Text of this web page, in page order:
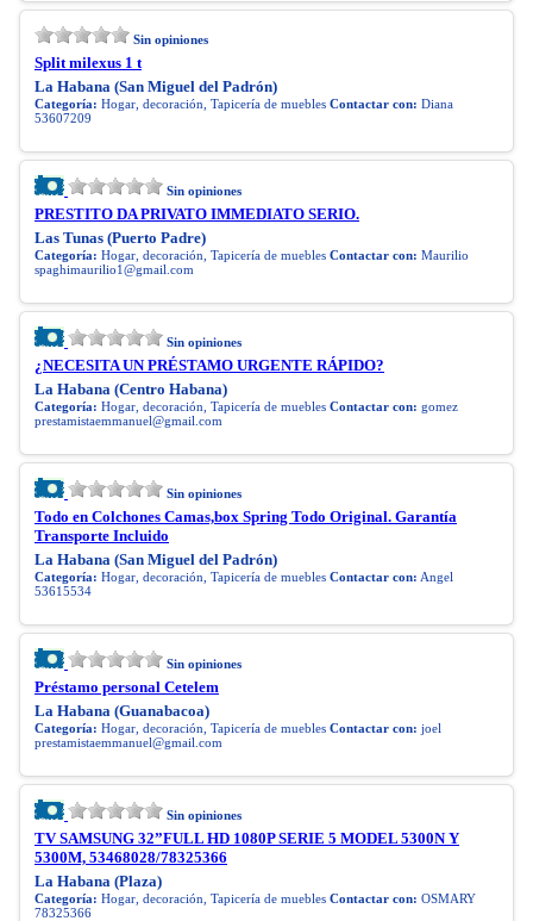
Sin opiniones
Split milexus 1 t
La Habana (San Miguel del Padrón)
Categoría: Hogar, decoración, Tapicería de muebles Contactar con: Diana
53607209
Sin opiniones
PRESTITO DA PRIVATO IMMEDIATO SERIO.
Las Tunas (Puerto Padre)
Categoría: Hogar, decoración, Tapicería de muebles Contactar con: Maurilio
spaghimaurilio1@gmail.com
Sin opiniones
¿NECESITA UN PRÉSTAMO URGENTE RÁPIDO?
La Habana (Centro Habana)
Categoría: Hogar, decoración, Tapicería de muebles Contactar con: gomez
prestamistaemmanuel@gmail.com
Sin opiniones
Todo en Colchones Camas,box Spring Todo Original. Garantía
Transporte Incluido
La Habana (San Miguel del Padrón)
Categoría: Hogar, decoración, Tapicería de muebles Contactar con: Angel
53615534
Sin opiniones
Préstamo personal Cetelem
La Habana (Guanabacoa)
Categoría: Hogar, decoración, Tapicería de muebles Contactar con: joel
prestamistaemmanuel@gmail.com
Sin opiniones
TV SAMSUNG 32”FULL HD 1080P SERIE 5 MODEL 5300N Y
5300M, 53468028/78325366
La Habana (Plaza)
Categoría: Hogar, decoración, Tapicería de muebles Contactar con: OSMARY
78325366